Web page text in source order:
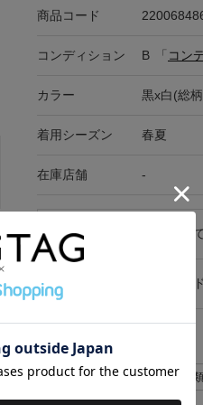
商品コード
コンディション B 「 コン
カラー 黒x白(総
着用シーズン 春夏
在庫店舗 -
キャンセル・返品につい
お買い物時のご利用ガイ
Supreme アクセサリー>小物